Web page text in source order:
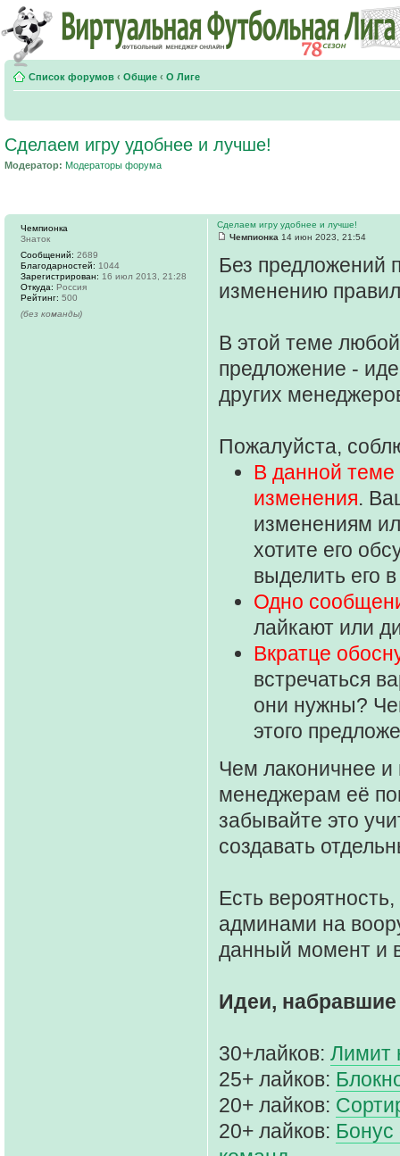
Список форумов ‹ Общие ‹ О Лиге
Сделаем игру удобнее и лучше!
Модератор: Модераторы форума
Сделаем игру удобнее и лучше!
Чемпионка 14 июн 2023, 21:54
Без предложений
изменению
В этой теме
предложение -
других
Пожалуйста,
В данной теме
изменения.
изменениям
хотите его
выделить его
Одно
лайкают или
Вкратце
встречаться
они нужны?
этого
Чем лаконичнее
менеджерам её
забывайте это
создавать
Есть
админами на
данный момент и
Идеи,
30+лайков: Лимит
25+ лайков:
20+ лайков:
20+ лайков: Бонус
Чемпионка
Знаток
Сообщений: 2689
Благодарностей: 1044
Зарегистрирован: 16 июл 2013, 21:28
Откуда: Россия
Рейтинг: 500
(без команды)